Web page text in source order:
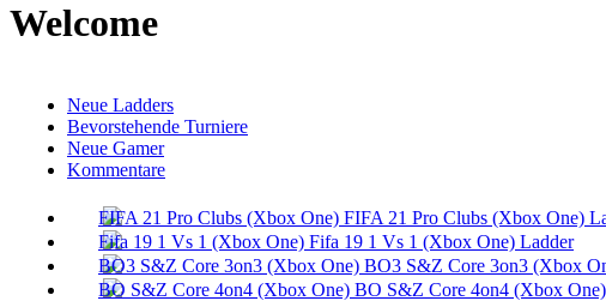
Welcome
Neue Ladders
Bevorstehende Turniere
Neue Gamer
Kommentare
FIFA 21 Pro Clubs (Xbox One)
Fifa 19 1 Vs 1 (Xbox One) Ladder
BO3 S&Z Core 3on3 (Xbox
BO S&Z Core 4on4 (Xbox